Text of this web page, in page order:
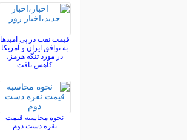
قیمت نفت در پی امیدها
به توافق ایران و آمریکا
در مورد تنگه هرمز،
کاهش یافت
نحوه محاسبه قیمت
نقره دست دوم